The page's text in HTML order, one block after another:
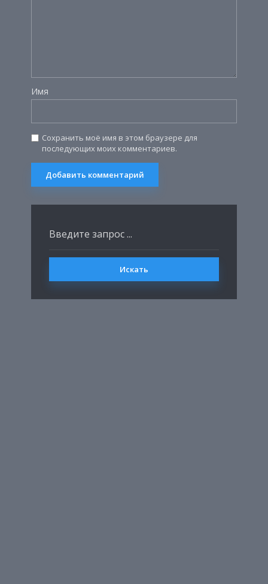
Имя
Сохранить моё имя в этом браузере для
последующих моих комментариев.
Искать